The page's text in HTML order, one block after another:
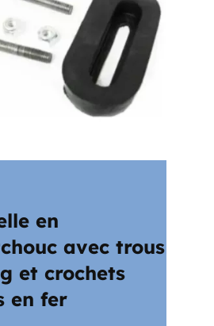
en
avec trous
et crochets
en fer